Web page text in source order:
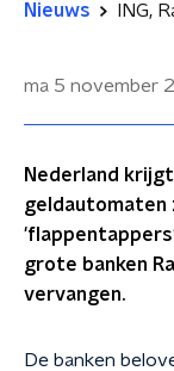
Nieuws
ma 5 november
Nederland
geldautomaten
grote banken
vervangen.
De banken